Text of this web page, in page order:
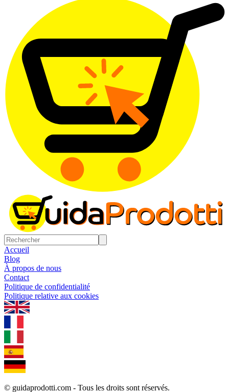
Accueil
Blog
À propos de nous
Contact
Politique de confidentialité
Politique relative aux cookies
© guidaprodotti.com - Tous les droits sont réservés.